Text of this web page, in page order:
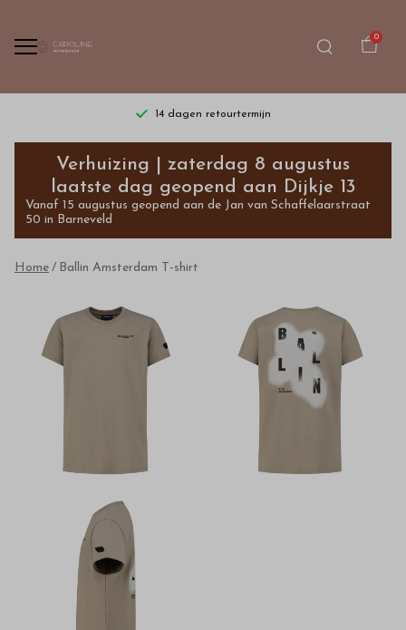
0
14 dagen retourtermijn
Ballin
Amsterdam
T-
shirt
Bestel
kinderkleding
van
hoge
kwaliteit
onze
webshop
Verhuizing | zaterdag 8 augustus
laatste dag geopend aan Dijkje 13
Vanaf 15 augustus geopend aan de Jan van Schaffelaarstraat
50 in Barneveld
Home Ballin Amsterdam T-shirt